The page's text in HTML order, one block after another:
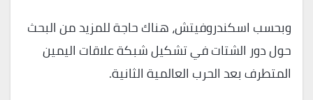
وبحسب اسكندروفيتش، هناك حاجة للمزيد من البحث
حول دور الشتات في تشكيل شبكة علاقات اليمين
المتطرف بعد الحرب العالمية الثانية.